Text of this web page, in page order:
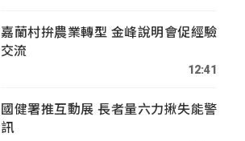
嘉蘭村拚農業轉型 金峰說明會促經驗
交流
12:41
國健署推互動展 長者量六力揪失能警
訊